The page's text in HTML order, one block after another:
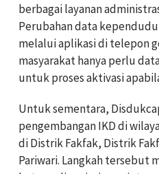
berbagai layanan
Perubahan data
melalui aplikasi di telepon
masyarakat hanya perlu
untuk proses aktivasi
Untuk sementara,
pengembangan IKD di
di Distrik Fakfak, Distrik
Pariwari. Langkah tersebut